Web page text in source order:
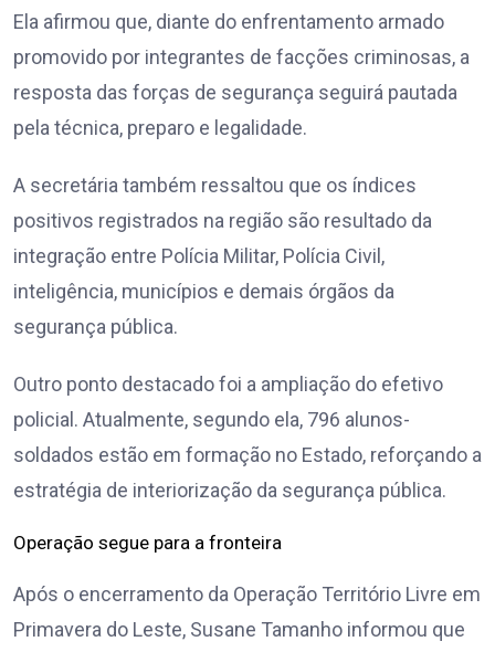
Ela afirmou que, diante do enfrentamento armado
promovido por integrantes de facções criminosas, a
resposta das forças de segurança seguirá pautada
pela técnica, preparo e legalidade.
A secretária também ressaltou que os índices
positivos registrados na região são resultado da
integração entre Polícia Militar, Polícia Civil,
inteligência, municípios e demais órgãos da
segurança pública.
Outro ponto destacado foi a ampliação do efetivo
policial. Atualmente, segundo ela, 796 alunos-
soldados estão em formação no Estado, reforçando a
estratégia de interiorização da segurança pública.
Operação segue para a fronteira
Após o encerramento da Operação Território Livre em
Primavera do Leste, Susane Tamanho informou que